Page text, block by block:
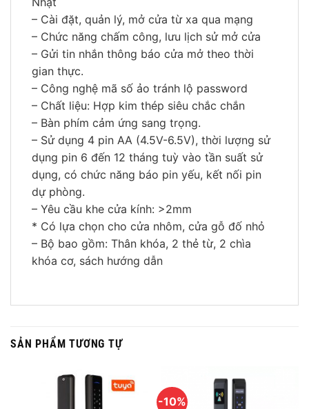
– Cài đặt, quản lý, mở cửa từ xa qua mạng
– Chức năng chấm công, lưu lịch sử mở cửa
– Gửi tin nhắn thông báo cửa mở theo thời
gian thực.
– Công nghệ mã số ảo tránh lộ password
– Chất liệu: Hợp kim thép siêu chắc chắn
– Bàn phím cảm ứng sang trọng.
– Sử dụng 4 pin AA (4.5V-6.5V), thời lượng sử
dụng pin 6 đến 12 tháng tuỳ vào tần suất sử
dụng, có chức năng báo pin yếu, kết nối pin
dự phòng.
– Yêu cầu khe cửa kính: >2mm
* Có lựa chọn cho cửa nhôm, cửa gỗ đố nhỏ
– Bộ bao gồm: Thân khóa, 2 thẻ từ, 2 chìa
khóa cơ, sách hướng dẫn
SẢN PHẨM TƯƠNG TỰ
-10%